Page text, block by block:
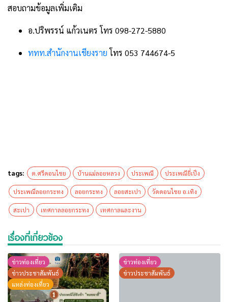
สอบถามข้อมูลเพิ่มเติม
อ.ปริพรรน์ แก้วเนตร โทร 098-272-5880
ททท.สำนักงานเชียงราย โทร 053 744674-5
tags: ต.ศรีดอนไชย บ้านแม่ลอยหลวง ประเพณี ประเพณียี่เป็ง
ประเพณีลอยกระทง ลอยกระทง ลอยสะเปา วัดดอนไชย อ.เทิง
สะเปา เทศกาลลอยกระทง เทศกาลและงาน
เรื่องที่เกี่ยวข้อง
ข่าวท่องเที่ยว
ข่าวประชาสัมพันธ์
แหล่งท่องเที่ยว
ข่าวท่องเที่ยว
ข่าวประชาสัมพันธ์